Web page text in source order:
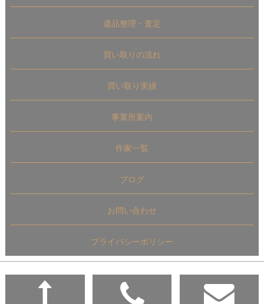
遺品整理・査定
買い取りの流れ
買い取り実績
事業所案内
作家一覧
ブログ
お問い合わせ
プライバシーポリシー